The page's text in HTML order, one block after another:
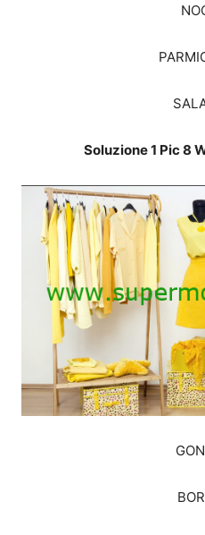
Soluzione 1 Pic 8